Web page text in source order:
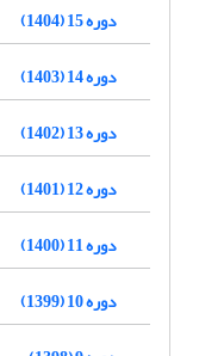
دوره 15 (1404)
دوره 14 (1403)
دوره 13 (1402)
دوره 12 (1401)
دوره 11 (1400)
دوره 10 (1399)